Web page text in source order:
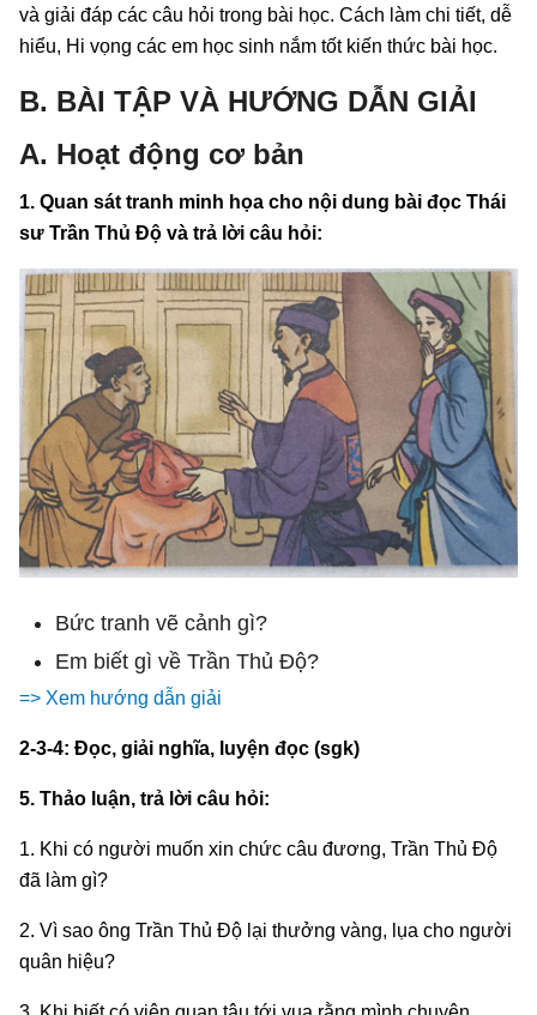
và giải đáp các câu hỏi trong bài học. Cách làm chi tiết, dễ
hiểu, Hi vọng các em học sinh nắm tốt kiến thức bài học.
B. BÀI TẬP VÀ HƯỚNG DẪN GIẢI
A. Hoạt động cơ bản
1. Quan sát tranh minh họa cho nội dung bài đọc Thái
sư Trần Thủ Độ và trả lời câu hỏi:
Bức tranh vẽ cảnh gì?
Em biết gì về Trần Thủ Độ?
=> Xem hướng dẫn giải
2-3-4: Đọc, giải nghĩa, luyện đọc (sgk)
5. Thảo luận, trả lời câu hỏi:
1. Khi có người muốn xin chức câu đương, Trần Thủ Độ
đã làm gì?
2. Vì sao ông Trần Thủ Độ lại thưởng vàng, lụa cho người
quân hiệu?